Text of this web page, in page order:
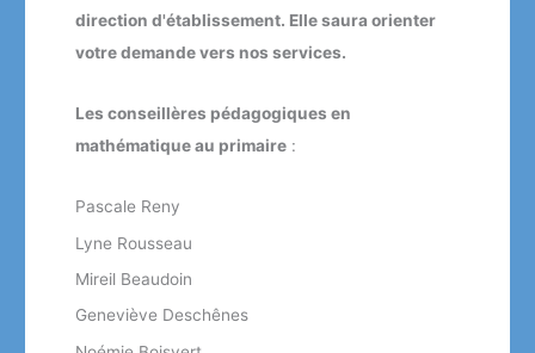
direction d'établissement. Elle saura orienter
votre demande vers nos services.
Les conseillères pédagogiques en
mathématique au primaire :
Pascale Reny
Lyne Rousseau
Mireil Beaudoin
Geneviève Deschênes